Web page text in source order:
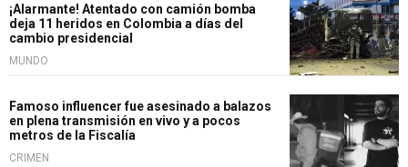
¡Alarmante! Atentado con camión bomba
deja 11 heridos en Colombia a días del
cambio presidencial
MUNDO
Famoso influencer fue asesinado a balazos
en plena transmisión en vivo y a pocos
metros de la Fiscalía
CRIMEN